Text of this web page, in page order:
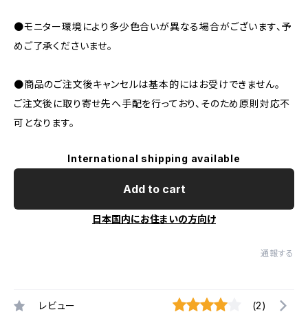
●モニター環境により多少色合いが異なる場合がございます、予
めご了承くださいませ。
●商品のご注文後キャンセルは基本的にはお受けできません。
ご注文後に取り寄せ先へ手配を行っており、そのため原則対応不
可となります。
International shipping available
Add to cart
日本国内にお住まいの方向け
通報する
レビュー (2)